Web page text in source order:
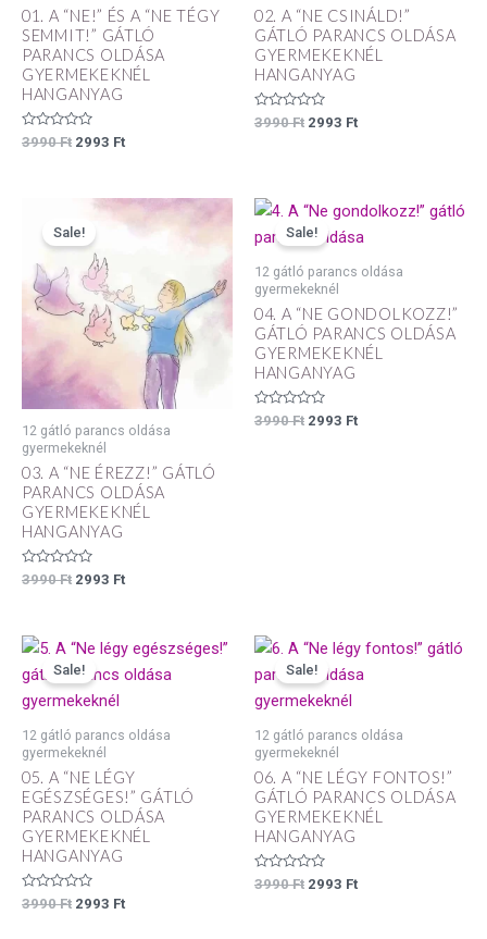
01. A “NE!” ÉS A “NE TÉGY
SEMMIT!” GÁTLÓ
PARANCS OLDÁSA
GYERMEKEKNÉL
HANGANYAG
Értékelés:
0
3990Ft 2993 Ft
02. A “NE CSINÁLD!”
GÁTLÓ PARANCS OLDÁSA
GYERMEKEKNÉL
HANGANYAG
Értékelés:
0
3990Ft 2993 Ft
Sale!
12 gátló parancs oldása
gyermekeknél
03. A “NE ÉREZZ!” GÁTLÓ
PARANCS OLDÁSA
GYERMEKEKNÉL
HANGANYAG
Értékelés:
0
3990Ft
Original
price
was:
3990 Ft.
2993 Ft
Current
price
Sale!
12 gátló parancs oldása
gyermekeknél
04. A “NE GONDOLKOZZ!”
GÁTLÓ PARANCS OLDÁSA
GYERMEKEKNÉL
HANGANYAG
Értékelés:
0
3990Ft
Original
price
was:
2993 Ft
Current
is:
Sale!
12 gátló parancs oldása
gyermekeknél
05. A “NE LÉGY
EGÉSZSÉGES!” GÁTLÓ
PARANCS OLDÁSA
GYERMEKEKNÉL
HANGANYAG
Értékelés:
0
3990Ft
Original
price
was:
3990 Ft.
2993 Ft
Current
price
is:
Sale!
12 gátló parancs oldása
gyermekeknél
06. A “NE LÉGY FONTOS!”
GÁTLÓ PARANCS OLDÁSA
GYERMEKEKNÉL
HANGANYAG
Értékelés:
0
3990Ft
Original
price
was:
3990 Ft.
2993 Ft
Current
is: